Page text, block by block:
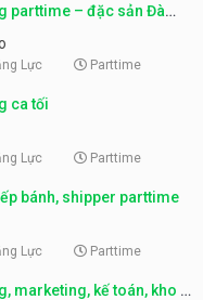
parttime – đặc sản Đà
Lực Parttime
ca tối
Lực Parttime
bánh, shipper parttime
Lực Parttime
marketing, kế toán, kho –